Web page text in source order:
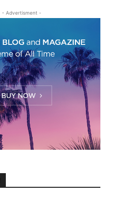
- Advertisment -